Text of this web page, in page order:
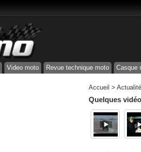
Video moto Revue technique moto Casque
Accueil >
Quelques